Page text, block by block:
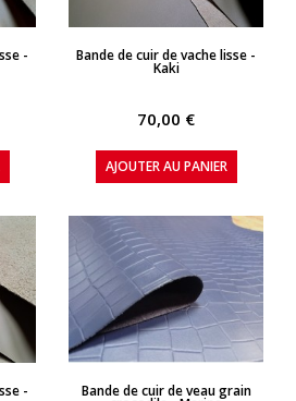
- APERÇU RAPIDE
Bande de cuir de vache lisse -
Kaki
70,00 €
AJOUTER AU PANIER
- APERÇU RAPIDE
Bande de cuir de veau grain